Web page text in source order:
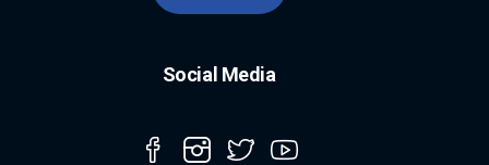
Social Media